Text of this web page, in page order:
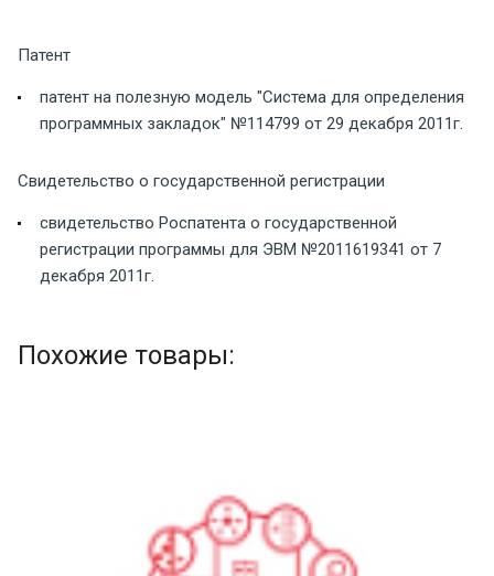
Патент
патент на полезную модель "Система для определения
программных закладок" №114799 от 29 декабря 2011г.
Свидетельство о государственной регистрации
свидетельство Роспатента о государственной
регистрации программы для ЭВМ №2011619341 от 7
декабря 2011г.
Похожие товары: